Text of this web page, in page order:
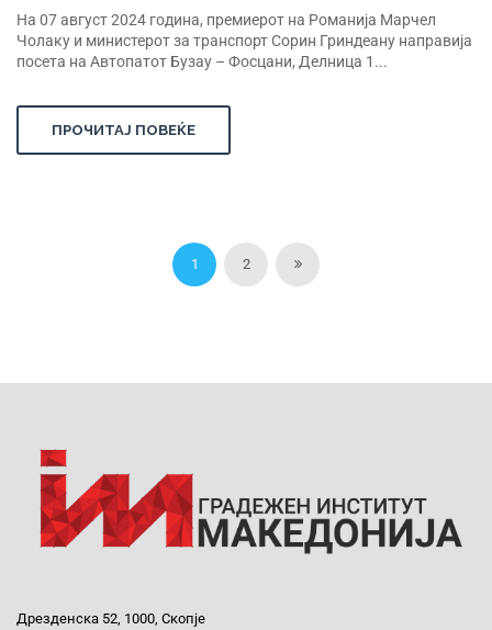
На 07 август 2024 година, премиерот на Романија Марчел
Чолаку и министерот за транспорт Сорин Гриндеану направија
посета на Автопатот Бузау – Фосцани, Делница 1...
ПРОЧИТАЈ ПОВЕЌЕ
1 2
Дрезденска 52, 1000, Скопје